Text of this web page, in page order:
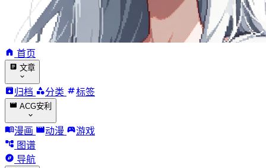
首页
文章
归档 分类 标签
ACG安利
漫画 动漫
游戏
图谱
导航